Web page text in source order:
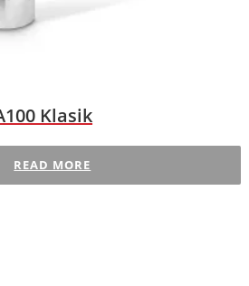
Klasik
READ MORE